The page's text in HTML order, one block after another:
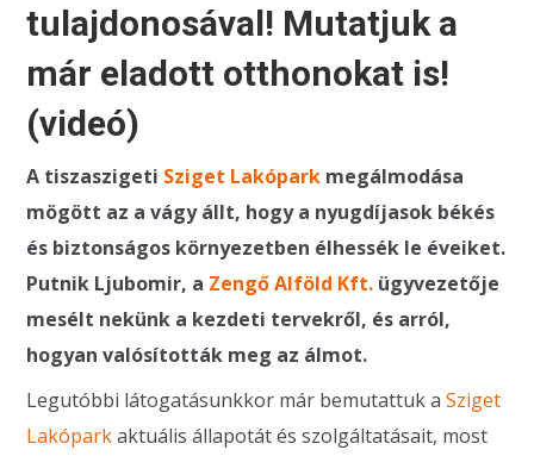
tulajdonosával! Mutatjuk a
már eladott otthonokat is!
(videó)
A tiszaszigeti Sziget Lakópark megálmodása
mögött az a vágy állt, hogy a nyugdíjasok békés
és biztonságos környezetben élhessék le éveiket.
Putnik Ljubomir, a Zengő Alföld Kft. ügyvezetője
mesélt nekünk a kezdeti tervekről, és arról,
hogyan valósították meg az álmot.
Legutóbbi látogatásunkkor már bemutattuk aSziget
Lakóparkaktuális állapotát és szolgáltatásait, most